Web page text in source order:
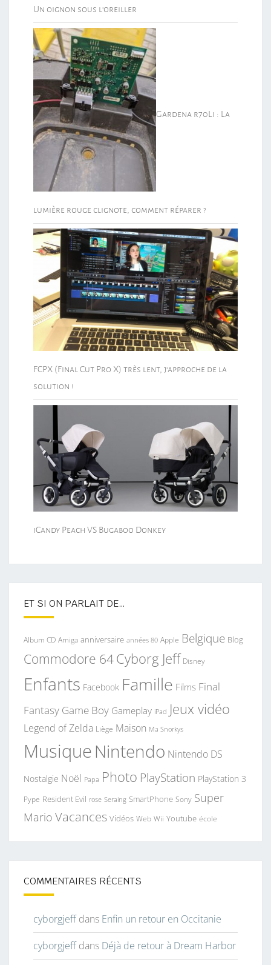
Un oignon sous l’oreiller
Gardena r70Li : La
lumière rouge clignote, comment réparer ?
FCPX (Final Cut Pro X) très lent, j’approche de la
solution !
iCandy Peach VS Bugaboo Donkey
ET SI ON PARLAIT DE…
Album CD Amiga anniversaire années 80 Apple Belgique Blog
Commodore 64Cyborg Jeff Disney
Enfants Facebook Famille Films Final
Fantasy Game Boy Gameplay iPad Jeux vidéo
Legend of Zelda Liège Maison Ma Snorkys
MusiqueNintendo Nintendo DS
Nostalgie Noël Papa Photo PlayStation PlayStation 3
Pype Resident Evil rose Seraing SmartPhone Sony Super
Mario Vacances Vidéos Web Wii Youtube école
COMMENTAIRES RÉCENTS
cyborgjeffdans Enfin un retour en Occitanie
cyborgjeffdans Déjà de retour à Dream Harbor